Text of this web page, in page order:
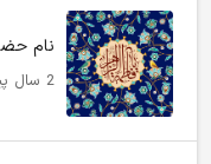
نام
2 سال پیش